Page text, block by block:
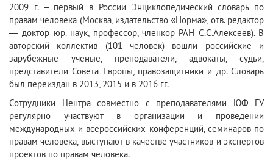
2009 г. – первый в России Энциклопедический словарь по
правам человека (Москва, издательство «Норма», отв. редактор
— доктор юр. наук, профессор, членкор РАН С.С.Алексеев). В
авторский коллектив (101 человек) вошли российские и
зарубежные ученые, преподаватели, адвокаты, судьи,
представители Совета Европы, правозащитники и др. Словарь
был переиздан в 2013, 2015 и в 2016 гг.
Сотрудники Центра совместно с преподавателями ЮФ ГУ
регулярно участвуют в организации и проведении
международных и всероссийских конференций, семинаров по
правам человека, выступают в качестве участников и экспертов
проектов по правам человека.